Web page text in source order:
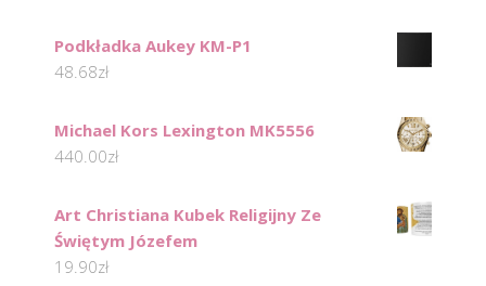
Podkładka Aukey KM-P1
48.68zł
Michael Kors Lexington MK5556
440.00zł
Art Christiana Kubek Religijny Ze
Świętym Józefem
19.90zł